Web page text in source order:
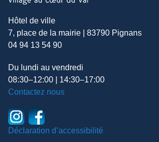
Hôtel de ville
7, place de la mairie | 83790 Pignans
04 94 13 54 90
Du lundi au vendredi
08:30–12:00 | 14:30–17:00
Contactez nous
Déclaration d’accessibilité